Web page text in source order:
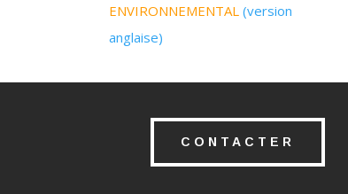
ENVIRONNEMENTAL (version
anglaise)
CONTACTER